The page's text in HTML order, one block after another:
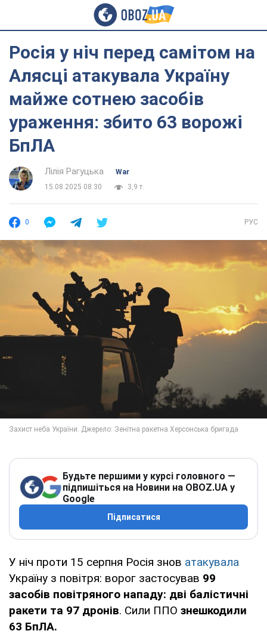
Росія у ніч перед самітом на
Алясці атакувала Україну
майже сотнею засобів
ураження: збито 63 ворожі
БпЛА
Лілія Рагуцька
War
15.08.2025 08:30
3,9 т.
0 РУС
Будьте першими у курсі головного —
підпишіться на Новини на OBOZ.UA у
Google
Підписатися
У ніч проти 15 серпня Росія знов атакувала
Україну з повітря: ворог застосував 99
засобів повітряного нападу: дві балістичні
ракети та 97 дронів. Сили ППО знешкодили
63 БпЛА.